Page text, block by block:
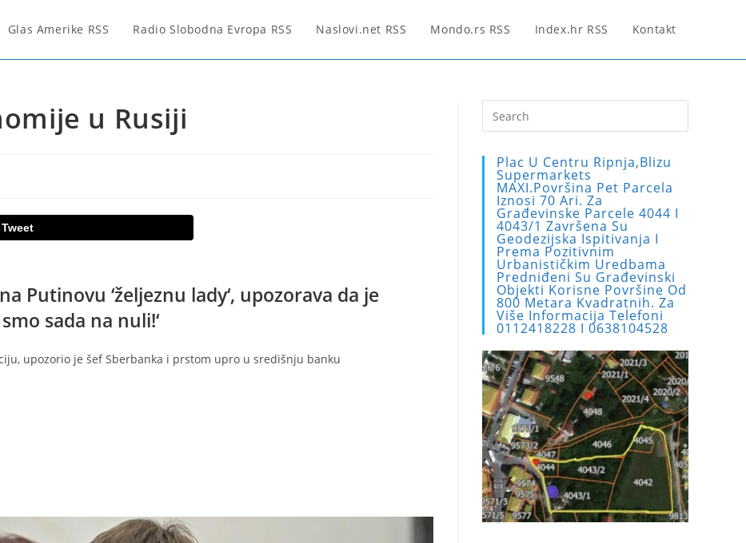
Glas Amerike RSS Radio Slobodna Evropa RSS Naslovi.net RSS Mondo.rs RSS Index.hr RSS Kontakt
u Rusiji
Tweet
Putinovu ‘željeznu lady‘, upozorava da je
sada na nuli!‘
upozorio je šef Sberbanka i prstom upro u središnju banku
Escape
Plac U Centru Ripnja,blizu
Supermarkets
MAXI.Površina Pet Parcela
Iznosi 70 Ari. Za
Građevinske Parcele 4044 I
4043/1 Završena Su
Geodezijska Ispitivanja I
Prema Pozitivnim
Urbanističkim Uredbama
Predniđeni Su Građevinski
Objekti Korisne Površine Od
800 Metara Kvadratnih. Za
Više Informacija Telefoni
0112418228 I 0638104528